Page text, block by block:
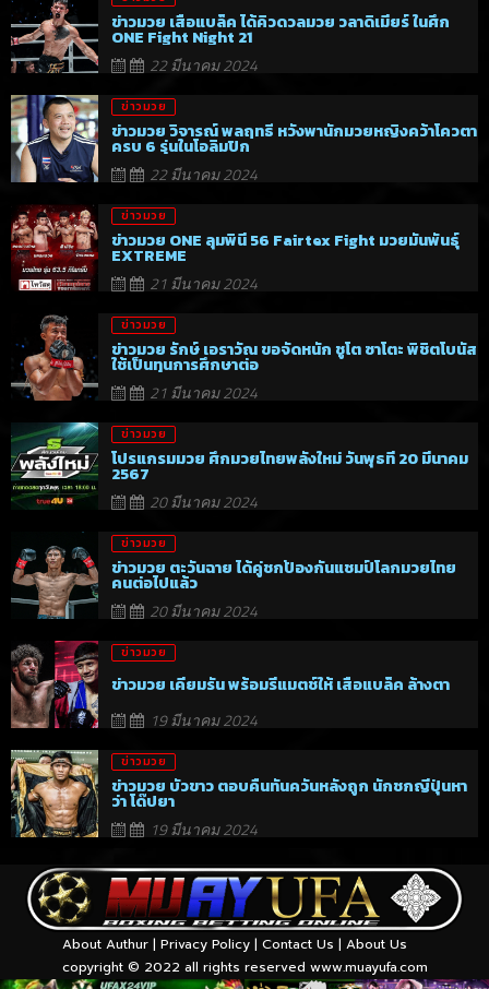
ข่าวมวย เสือแบล็ค ได้คิวดวลมวย วลาดิเมียร์ ในศึก
ONE Fight Night 21
22 มีนาคม 2024
ข่าวมวย
ข่าวมวย วิจารณ์ พลฤทธิ์ หวังพานักมวยหญิงคว้าโควตา
ครบ 6 รุ่นในโอลิมปิก
22 มีนาคม 2024
ข่าวมวย
ข่าวมวย ONE ลุมพินี 56 Fairtex Fight มวยมันพันธุ์
EXTREME
21 มีนาคม 2024
ข่าวมวย
ข่าวมวย รักษ์ เอราวัณ ขอจัดหนัก ชูโต ซาโตะ พิชิตโบนัส
ใช้เป็นทุนการศึกษาต่อ
21 มีนาคม 2024
ข่าวมวย
โปรแกรมมวย ศึกมวยไทยพลังใหม่ วันพุธที่ 20 มีนาคม
2567
20 มีนาคม 2024
ข่าวมวย
ข่าวมวย ตะวันฉาย ได้คู่ชกป้องกันแชมป์โลกมวยไทย
คนต่อไปแล้ว
20 มีนาคม 2024
ข่าวมวย
ข่าวมวย เคียมรัน พร้อมรีแมตช์ให้ เสือแบล็ค ล้างตา
19 มีนาคม 2024
ข่าวมวย
ข่าวมวย บัวขาว ตอบคืนทันควันหลังถูก นักชกญี่ปุ่นหา
ว่า โด๊ปยา
19 มีนาคม 2024
About Authur| Privacy Policy| Contact Us | About Us
copyright © 2022 all rights reserved www.muayufa.com